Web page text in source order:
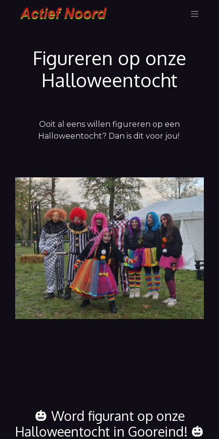
Figureren op onze
Halloweentocht
Ooit al eens willen figureren op een
Halloweentocht? Dan is dit voor jou!
🎃 Word figurant op onze
Halloweentocht in Gooreind! 🎃